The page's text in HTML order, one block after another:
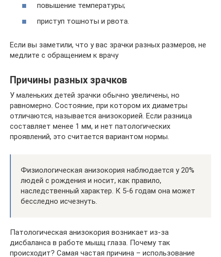
повышение температуры;
приступ тошноты и рвота.
Если вы заметили, что у вас зрачки разных размеров, не
медлите с обращением к врачу
Причины разных зрачков
У маленьких детей зрачки обычно увеличены, но
равномерно. Состояние, при котором их диаметры
отличаются, называется анизокорией. Если разница
составляет менее 1 мм, и нет патологических
проявлений, это считается вариантом нормы.
Физиологическая анизокория наблюдается у 20%
людей с рождения и носит, как правило,
наследственный характер. К 5-6 годам она может
бесследно исчезнуть.
Патологическая анизокория возникает из-за
дисбаланса в работе мышц глаза. Почему так
происходит? Самая частая причина – использование